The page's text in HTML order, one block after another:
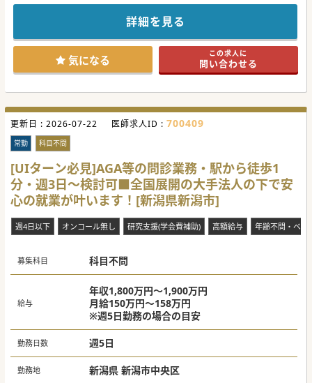
2024年4月より地域包括病床を拡充し、回復機能を中心とし
た地域密着型病院への転換を推進されてこられました。
現在では地域包括ケア病床を70床近くまで拡大し、急性期病
院からの転院患者を受け入れています。
新幹線停車駅が利用可能なエリアにあるので東京方面への移
動にも便利です。
是非一度お問い合わせください。
詳細を見る
気になる この求人に
問い合わせる
更新日 : 2026-07-22 医師求人ID : 700409
常勤 科目不問
[UIターン必見]AGA等の問診業務・駅から徒歩1
分・週3日～検討可■全国展開の大手法人の下で安
心の就業が叶います！[新潟県新潟市]
週4日以下 オンコール無し 研究支援(学会費補助) 高額給与 年齢不問・ベテ
募集科目 科目不問
給与
年収1,800万円～1,900万円
月給150万円～158万円
※週5日勤務の場合の目安
勤務日数 週5日
勤務地 新潟県 新潟市中央区